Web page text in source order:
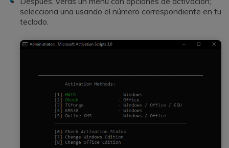
selecciona una usando el número correspondiente en tu
teclado.